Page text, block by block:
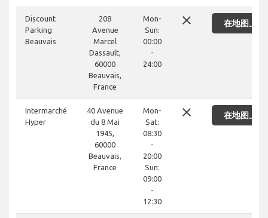
Discount
Parking
Beauvais
208
Avenue
Marcel
Dassault,
60000
Beauvais,
France
Mon-
Sun:
00:00
-
24:00
close 在地图上显
Intermarché
Hyper
40 Avenue
du 8 Mai
1945,
60000
Beauvais,
France
Mon-
Sat:
08:30
-
20:00
Sun:
09:00
-
12:30
close 在地图上显